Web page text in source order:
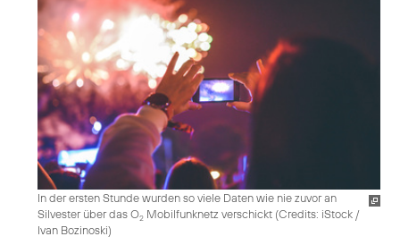
In der ersten Stunde wurden so viele Daten wie nie zuvor an
Silvester über das O2 Mobilfunknetz verschickt (Credits: iStock /
Ivan Bozinoski)